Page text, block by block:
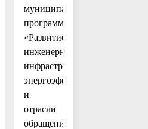
муниципальной
программы
«Развитие
инженерной
инфраструктуры,
энергоэффективности
и
отрасли
обращения